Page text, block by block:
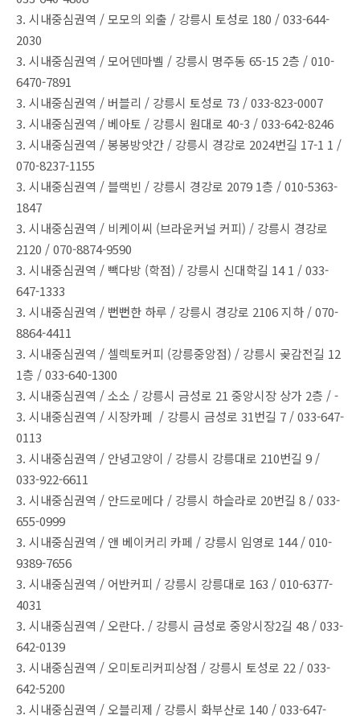
3. 시내중심권역 / 모모의 외출 / 강릉시 토성로 180 / 033-644-
2030
3. 시내중심권역 / 모어덴마벨 / 강릉시 명주동 65-15 2층 / 010-
6470-7891
3. 시내중심권역 / 버블리 / 강릉시 토성로 73 / 033-823-0007
3. 시내중심권역 / 베아토 / 강릉시 원대로 40-3 / 033-642-8246
3. 시내중심권역 / 봉봉방앗간 / 강릉시 경강로 2024번길 17-1 1 /
070-8237-1155
3. 시내중심권역 / 블랙빈 / 강릉시 경강로 2079 1층 / 010-5363-
1847
3. 시내중심권역 / 비케이씨 (브라운커널 커피) / 강릉시 경강로
2120 / 070-8874-9590
3. 시내중심권역 / 빽다방 (학점) / 강릉시 신대학길 14 1 / 033-
647-1333
3. 시내중심권역 / 뻔뻔한 하루 / 강릉시 경강로 2106 지하 / 070-
8864-4411
3. 시내중심권역 / 셀렉토커피 (강릉중앙점) / 강릉시 곶감전길 12
1층 / 033-640-1300
3. 시내중심권역 / 소소 / 강릉시 금성로 21 중앙시장 상가 2층 / -
3. 시내중심권역 / 시장카페 / 강릉시 금성로 31번길 7 / 033-647-
0113
3. 시내중심권역 / 안녕고양이 / 강릉시 강릉대로 210번길 9 /
033-922-6611
3. 시내중심권역 / 안드로메다 / 강릉시 하슬라로 20번길 8 / 033-
655-0999
3. 시내중심권역 / 앤 베이커리 카페 / 강릉시 임영로 144 / 010-
9389-7656
3. 시내중심권역 / 어반커피 / 강릉시 강릉대로 163 / 010-6377-
4031
3. 시내중심권역 / 오란다. / 강릉시 금성로 중앙시장2길 48 / 033-
642-0139
3. 시내중심권역 / 오미토리커피상점 / 강릉시 토성로 22 / 033-
642-5200
3. 시내중심권역 / 오블리제 / 강릉시 화부산로 140 / 033-647-